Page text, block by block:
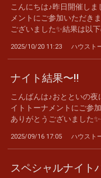
こんにちは♪昨日開催しま
メントにご参加いただき
ございました✨結果は以
2025/10/20 11:23 ハウスト
ナイト結果〜‼️
こんばんは♪おとといの夜
イトトーナメントにご参
ありがとうございました
2025/09/16 17:05 ハウスト
スペシャルナイト